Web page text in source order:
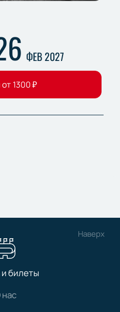
ФЕВ 2027
1300₽
Наверх
билеты